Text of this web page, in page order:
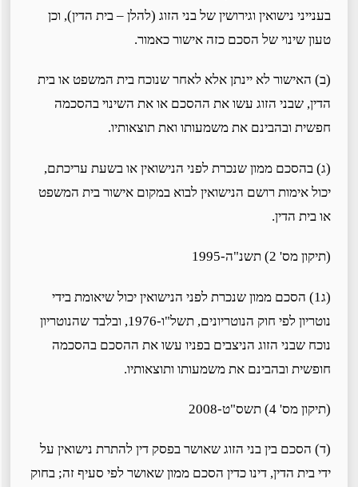
בענייני נישואין וגירושין של בני הזוג (להלן – בית הדין), וכן
טעון שינוי של הסכם כזה אישור כאמור.
(ב) האישור לא יינתן אלא לאחר שנוכח בית המשפט או בית
הדין, שבני הזוג עשו את ההסכם או את השינוי בהסכמה
חפשית ובהבינם את משמעותו ואת תוצאותיו.
(ג) בהסכם ממון שנכרת לפני הנישואין או בשעת עריכתם,
יכול אימות רושם הנישואין לבוא במקום אישור בית המשפט
או בית הדין.
(תיקון מס' 2) תשנ"ה-1995
(ג1) הסכם ממון שנכרת לפני הנישואין יכול שיאומת בידי
נוטריון לפי חוק הנוטריונים, תשל"ו-1976, ובלבד שהנוטריון
נוכח שבני הזוג הניצבים בפניו עשו את ההסכם בהסכמה
חופשית ובהבינם את משמעותו ותוצאותיו.
(תיקון מס' 4) תשס"ט-2008
(ד) הסכם בין בני הזוג שאושר בפסק דין להתרת נישואין על
ידי בית הדין, דינו כדין הסכם ממון שאושר לפי סעיף זה; בחוק